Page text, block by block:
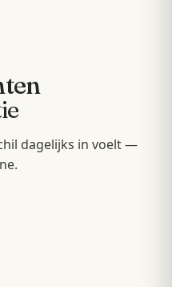
dagelijks in voelt —
met soft-close — op